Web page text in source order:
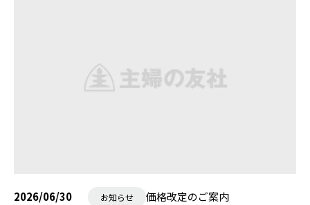
2026/06/30 お知らせ 価格改定のご案内